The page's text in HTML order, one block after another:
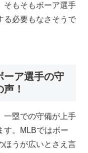
そもそもボーア選手
る必要もなさそうで
ーア選手の守
！
一塁での守備が上手
す。MLBではボー
ほうが広いとさえ言